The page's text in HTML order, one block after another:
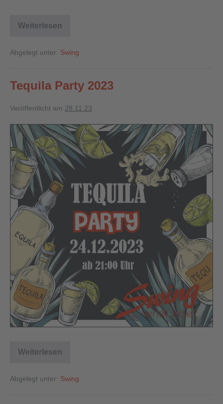
Weiterlesen
Abgelegt unter: Swing
Tequila Party 2023
Veröffentlicht am 28.11.23
Weiterlesen
Abgelegt unter: Swing